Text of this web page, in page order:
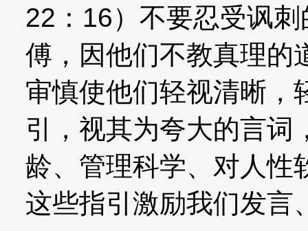
22：16）不要忍受讽
傅，因他们不教真理的
审慎使他们轻视清晰，
引，视其为夸大的言词
龄、管理科学、对人性
这些指引激励我们发言